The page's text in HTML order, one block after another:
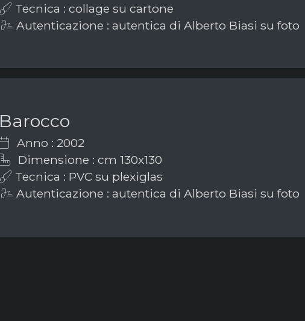
Tecnica : collage su cartone
Autenticazione : autentica di Alberto Biasi su foto
Barocco
Anno : 2002
Dimensione : cm 130x130
Tecnica : PVC su plexiglas
Autenticazione : autentica di Alberto Biasi su foto